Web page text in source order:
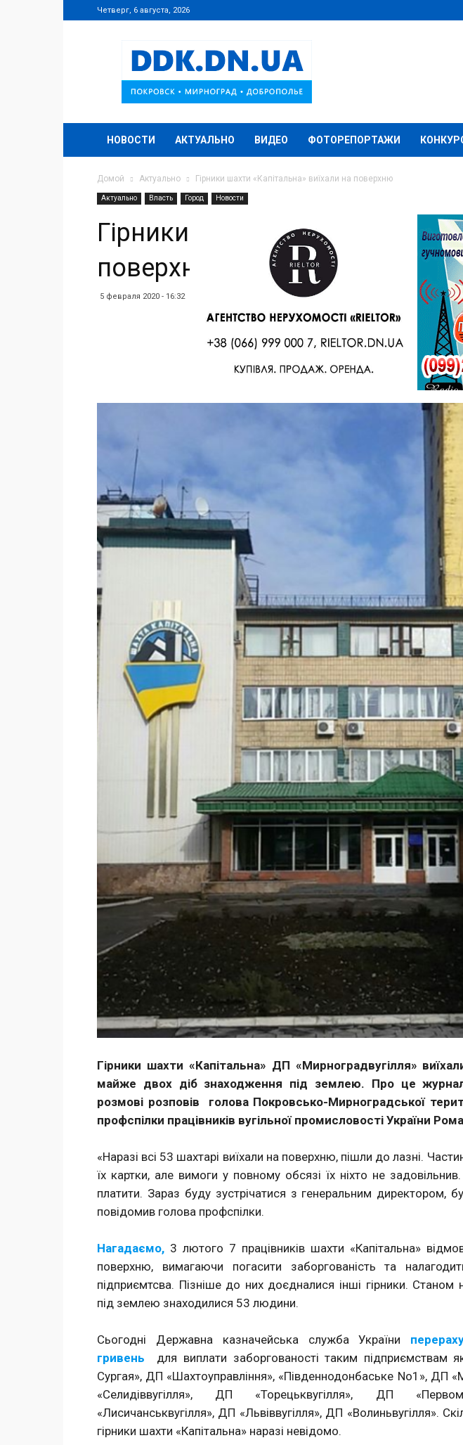
Четверг, 6 августа, 2026
DDK.DN.UA
НОВОСТИ АКТУАЛЬНО ВИДЕО ФОТОРЕПОРТАЖИ
Домой Актуально Гірники шахти «Капітальна» виїхали на поверхню
Актуально Власть Город Новости
Гірники шахти «Капітальна»
поверхню
5 февраля 2020 - 16:32
Гірники шахти «Капітальна» ДП «Мирноградвугілля»
майже двох діб знаходження під землею. Про це
розмові розповів голова Покровсько-Мирноградської
профспілки працівників вугільної промисловості України
«Наразі всі 53 шахтарі виїхали на поверхню, пішли до лазні.
їх картки, але вимоги у повному обсязі їх ніхто не
платити. Зараз буду зустрічатися з генеральним директором,
повідомив голова профспілки.
Нагадаємо, 3 лютого 7 працівників шахти «Капітальна»
поверхню, вимагаючи погасити заборгованість та
підприємтсва. Пізніше до них доєдналися інші гірники. Станом
під землею знаходилися 53 людини.
Сьогодні Державна казначейська служба України
гривень для виплати заборгованості таким
Сургая», ДП «Шахтоуправління», «Південнодонбаське No1», ДП
«Селидіввугілля», ДП «Торецьквугілля», ДП
«Лисичанськвугілля», ДП «Львіввугілля», ДП «Волиньвугілля».
гірники шахти «Капітальна» наразі невідомо.